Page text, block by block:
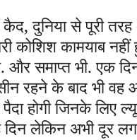
कैद, दुनिया से पूरी
कोशिश कामयाब
और समाप्त भी. एक
रहने के बाद भी वह
होगी जिनके लिए
दिन लेकिन अभी दूर